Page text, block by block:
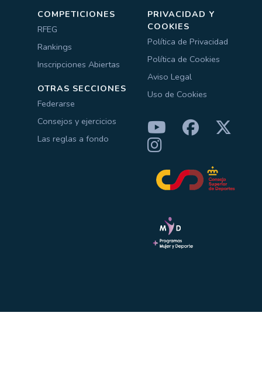
COMPETICIONES
RFEG
Rankings
Inscripciones Abiertas
OTRAS SECCIONES
Federarse
Consejos y ejercicios
Las reglas a fondo
PRIVACIDAD Y
COOKIES
Política de Privacidad
Política de Cookies
Aviso Legal
Uso de Cookies